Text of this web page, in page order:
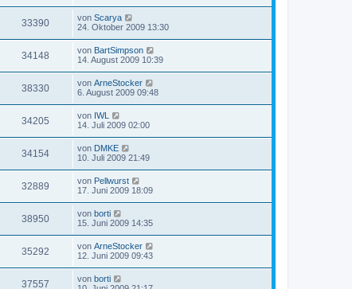
33390 von Scarya
24. Oktober 2009 13:30
34148 von BartSimpson
14. August 2009 10:39
38330 von ArneStocker
6. August 2009 09:48
34205 von IWL
14. Juli 2009 02:00
34154 von DMKE
10. Juli 2009 21:49
32889 von Pellwurst
17. Juni 2009 18:09
38950 von borti
15. Juni 2009 14:35
35292 von ArneStocker
12. Juni 2009 09:43
37557 von borti